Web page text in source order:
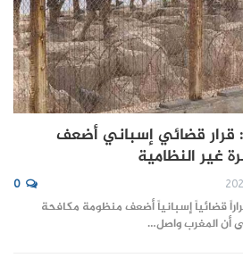
قضائي إسباني أضعف
غير النظامية
0
قضائياً إسبانياً أضعف منظومة مكافحة
أن المغرب واصل…